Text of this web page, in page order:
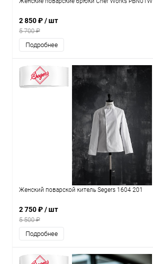
2 850 ₽/ шт
5 700 ₽
Подробнее
Женский поварской китель Segers 1604 201
2 750 ₽/ шт
5 500 ₽
Подробнее